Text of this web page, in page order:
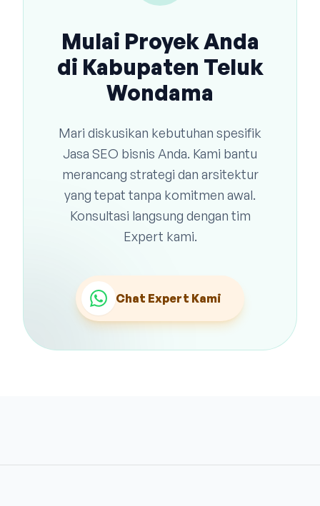
Mulai Proyek Anda
di Kabupaten Teluk
Wondama
Mari diskusikan kebutuhan spesifik
Jasa SEO bisnis Anda. Kami bantu
merancang strategi dan arsitektur
yang tepat tanpa komitmen awal.
Konsultasi langsung dengan tim
Expert kami.
Chat Expert Kami